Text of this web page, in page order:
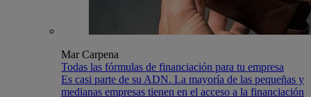
Mar Carpena
Todas las fórmulas de financiación para tu empresa
Es casi parte de su ADN. La mayoría de las pequeñas y
medianas empresas tienen en el acceso a la financiación